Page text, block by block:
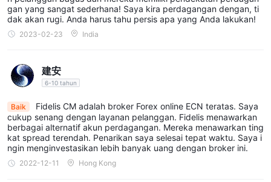
spesifik untuk instrumen dan jenis akun yang Anda minati
sebelum membuka posisi.
Fidelis CMmenawarkan lima jenis akun yang berbeda: mini/msx,
rookie/pro, prime/ecn pro, elite/unik, dan vip. berikut ikhtisar
singkat tentang fitur masing-masing akun:
1.Mini/MSX: Jenis akun ini memiliki saldo deposit minimum
sebesar$100dan leverage maksimum hingga1:400. Ukuran lot
standar berkisar dari0,01 hingga 100, dan mata uang akun dalam
USD. Eksekusi pesanan adalah ECN/STP, dan eksekusi
gan yang sangat sederhana! Saya kira perdagangan dengan, ti
dak akan rugi. Anda harus tahu persis apa yang Anda lakukan!
2023-02-23 India
建安
6-10 tahun
Baik
Fidelis CM adalah broker Forex online ECN teratas. Saya
cukup senang dengan layanan pelanggan. Fidelis menawarkan
berbagai alternatif akun perdagangan. Mereka menawarkan ting
kat spread terendah. Penarikan saya selesai tepat waktu. Saya i
ngin menginvestasikan lebih banyak uang dengan broker ini.
2022-12-11 Hong Kong